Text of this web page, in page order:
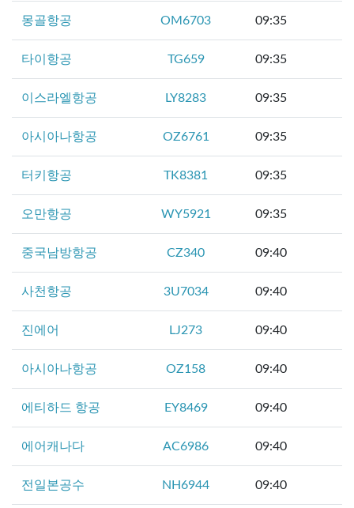
몽골항공 OM6703 09:35
타이항공 TG659 09:35
이스라엘항공 LY8283 09:35
아시아나항공 OZ6761 09:35
터키항공 TK8381 09:35
오만항공 WY5921 09:35
중국남방항공 CZ340 09:40
사천항공 3U7034 09:40
진에어 LJ273 09:40
아시아나항공 OZ158 09:40
에티하드 항공 EY8469 09:40
에어캐나다 AC6986 09:40
전일본공수 NH6944 09:40